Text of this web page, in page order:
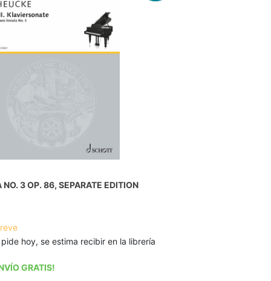
NO. 3 OP. 86, SEPARATE EDITION
hoy, se estima recibir en la librería
GRATIS!